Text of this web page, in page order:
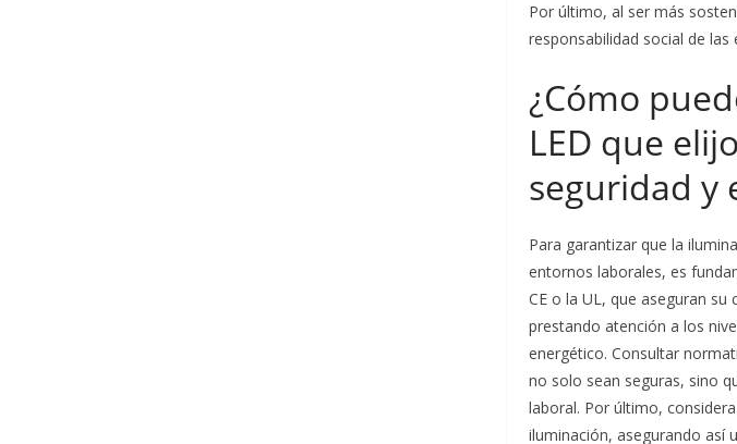
Por último, al ser más
responsabilidad social de
¿Cómo
LED que
seguridad y
Para garantizar que la
entornos laborales, es
CE o la UL, que aseguran
prestando atención a los
energético. Consultar
no solo sean seguras, sino
laboral. Por último,
iluminación, asegurando así